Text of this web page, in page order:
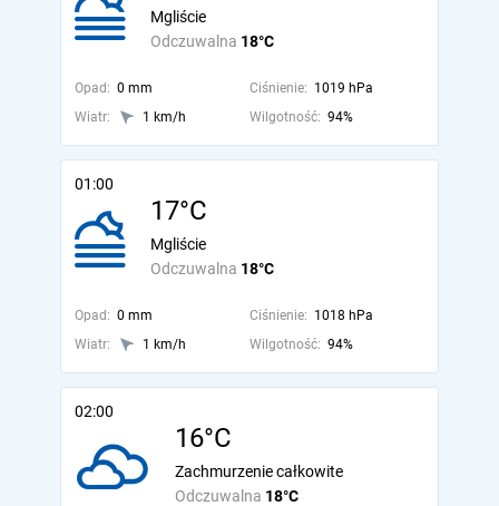
Odczuwalna 18°C
Mgliście
Opad: 0 mm Ciśnienie: 1019 hPa
Wiatr:
1 km/h Wilgotność: 94%
01:00
17°C
Odczuwalna 18°C
Mgliście
Opad: 0 mm Ciśnienie: 1018 hPa
Wiatr:
1 km/h Wilgotność: 94%
02:00
16°C
Odczuwalna 18°C
Zachmurzenie całkowite